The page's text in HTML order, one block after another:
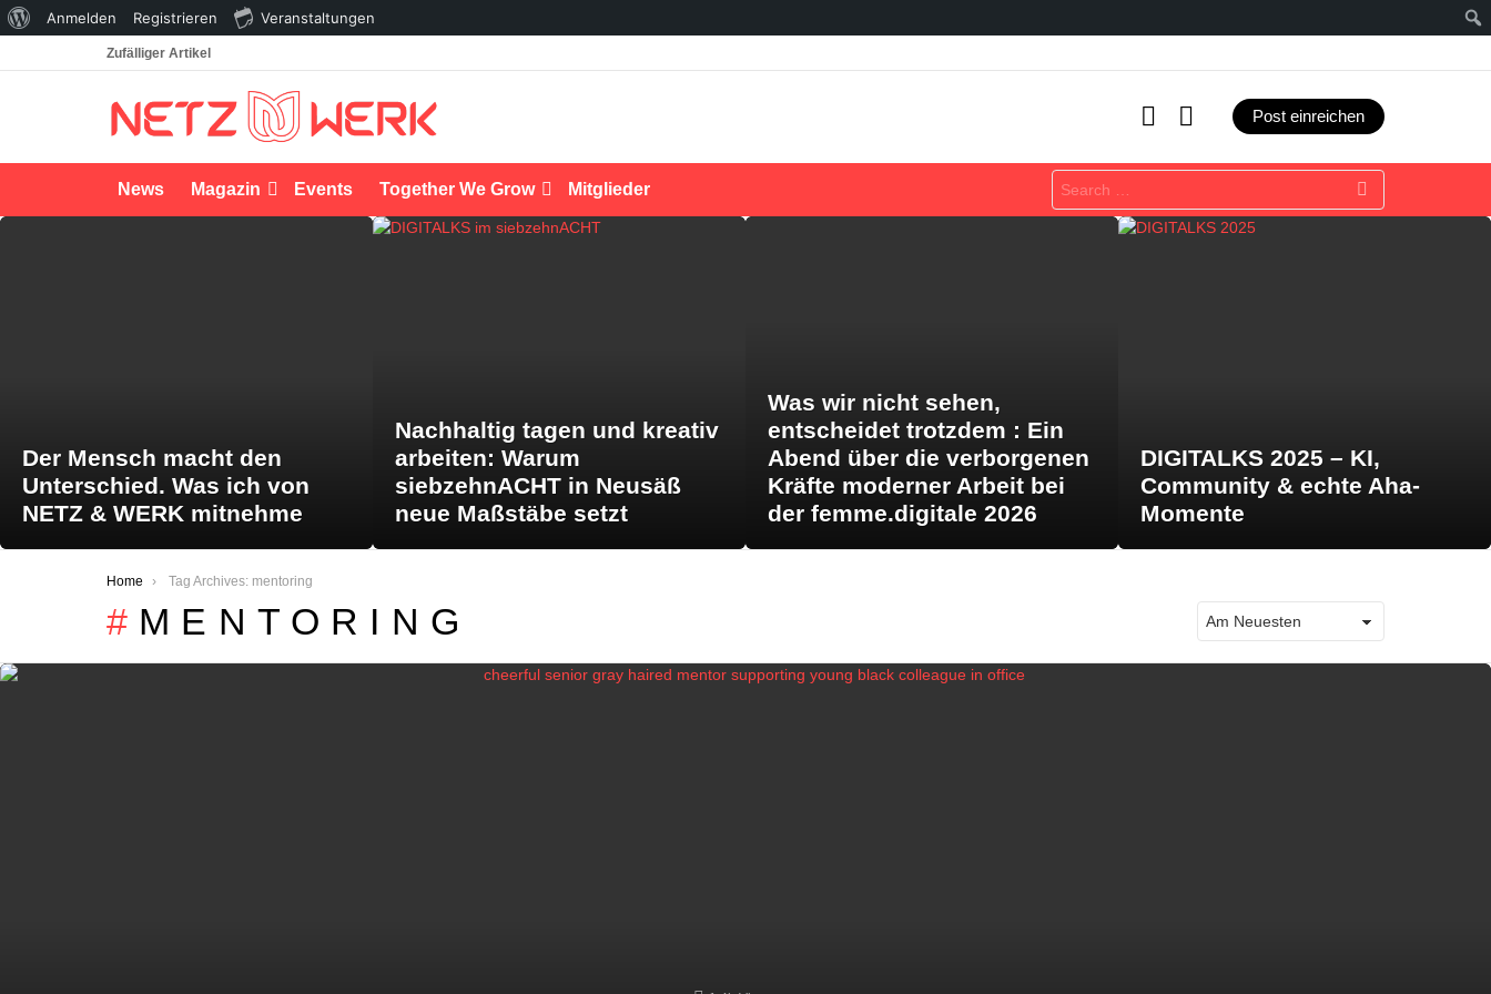
Zufälliger Artikel
SEARCHLOGIN
Post einreichen
News Magazin Events Together We Grow Mitglieder
Search
for:
Der Mensch macht den
Unterschied. Was ich von
NETZ & WERK mitnehme
Nachhaltig tagen und kreativ
arbeiten: Warum
siebzehnACHT in Neusäß
neue Maßstäbe setzt
Was wir nicht sehen,
entscheidet trotzdem : Ein
Abend über die verborgenen
Kräfte moderner Arbeit bei
der femme.digitale 2026
DIGITALKS 2025 – KI,
Community & echte Aha-
Momente
You are here:
Home Tag Archives: mentoring
MENTORING
Über
Anmelden Registrieren Veranstaltungen